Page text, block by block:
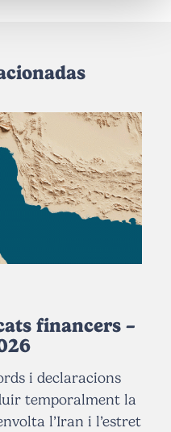
financers –
i declaracions
temporalment la
l’Iran i l’estret